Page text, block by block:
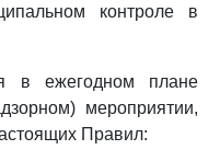
контроле в
в ежегодном плане
мероприятии,
Правил: